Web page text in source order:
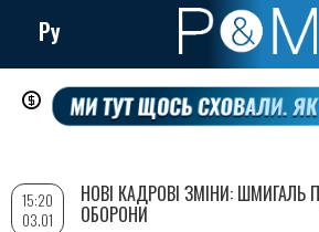
Перейти
до
вмісту
Ру
15:20
03.01
НОВІ КАДРОВІ ЗМІНИ: ШМИГАЛЬ
ОБОРОНИ